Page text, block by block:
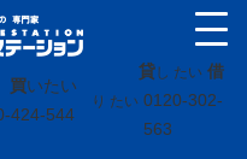
買いたい
424-544
貸し たい 借
り たい 0120-302-
563